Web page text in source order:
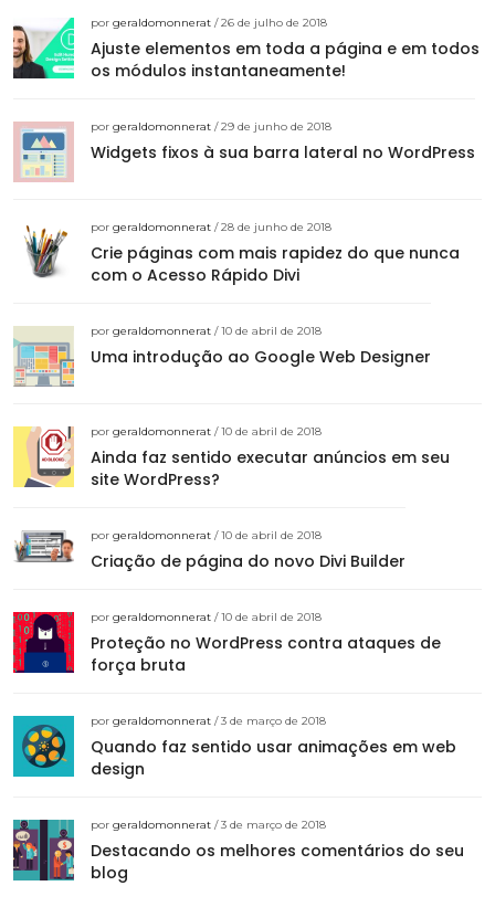
por geraldomonnerat / 26 de julho de 2018
Ajuste elementos em toda a página e em todos
os módulos instantaneamente!
por geraldomonnerat / 29 de junho de 2018
Widgets fixos à sua barra lateral no WordPress
por geraldomonnerat / 28 de junho de 2018
Crie páginas com mais rapidez do que nunca
com o Acesso Rápido Divi
por geraldomonnerat / 10 de abril de 2018
Uma introdução ao Google Web Designer
por geraldomonnerat / 10 de abril de 2018
Ainda faz sentido executar anúncios em seu
site WordPress?
por geraldomonnerat / 10 de abril de 2018
Criação de página do novo Divi Builder
por geraldomonnerat / 10 de abril de 2018
Proteção no WordPress contra ataques de
força bruta
por geraldomonnerat / 3 de março de 2018
Quando faz sentido usar animações em web
design
por geraldomonnerat / 3 de março de 2018
Destacando os melhores comentários do seu
blog